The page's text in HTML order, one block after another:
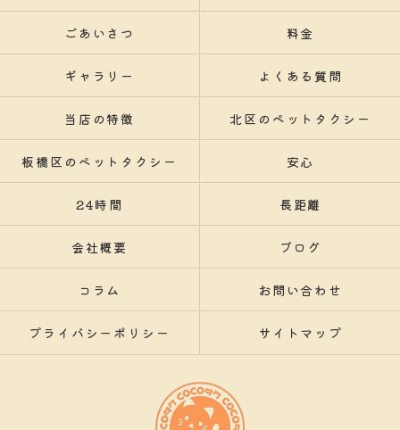
ごあいさつ 料金
ギャラリー よくある質問
当店の特徴 北区のペットタクシー
板橋区のペットタクシー 安心
24時間 長距離
会社概要 ブログ
コラム お問い合わせ
プライバシーポリシー サイトマップ